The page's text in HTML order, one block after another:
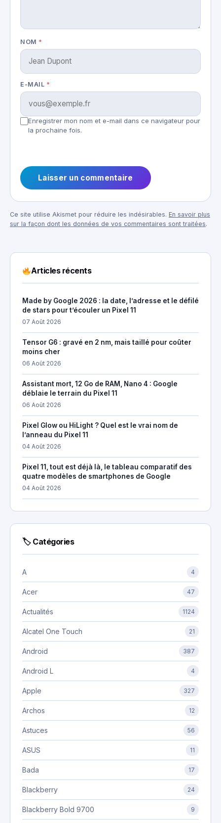
NOM *
E-MAIL *
Enregistrer mon nom et e-mail dans ce navigateur pour
la prochaine fois.
Ce site utilise Akismet pour réduire les indésirables. En savoir plus
sur la façon dont les données de vos commentaires sont traitées.
Articles récents
Made by Google 2026 : la date, l’adresse et le défilé
de stars pour t’écouler un Pixel 11
07 Août 2026
Tensor G6 : gravé en 2 nm, mais taillé pour coûter
moins cher
06 Août 2026
Assistant mort, 12 Go de RAM, Nano 4 : Google
déblaie le terrain du Pixel 11
06 Août 2026
Pixel Glow ou HiLight ? Quel est le vrai nom de
l’anneau du Pixel 11
04 Août 2026
Pixel 11, tout est déjà là, le tableau comparatif des
quatre modèles de smartphones de Google
04 Août 2026
🏷 Catégories
A 4
Acer 47
Actualités 1124
Alcatel One Touch 21
Android 387
Android L 4
Apple 327
Archos 12
Astuces 56
ASUS 11
Bada 17
Blackberry 24
Blackberry Bold 9700 9